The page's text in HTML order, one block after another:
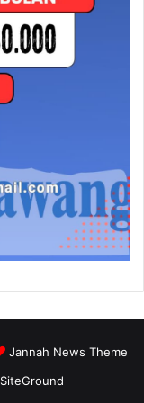
Jannah News Theme
SiteGround